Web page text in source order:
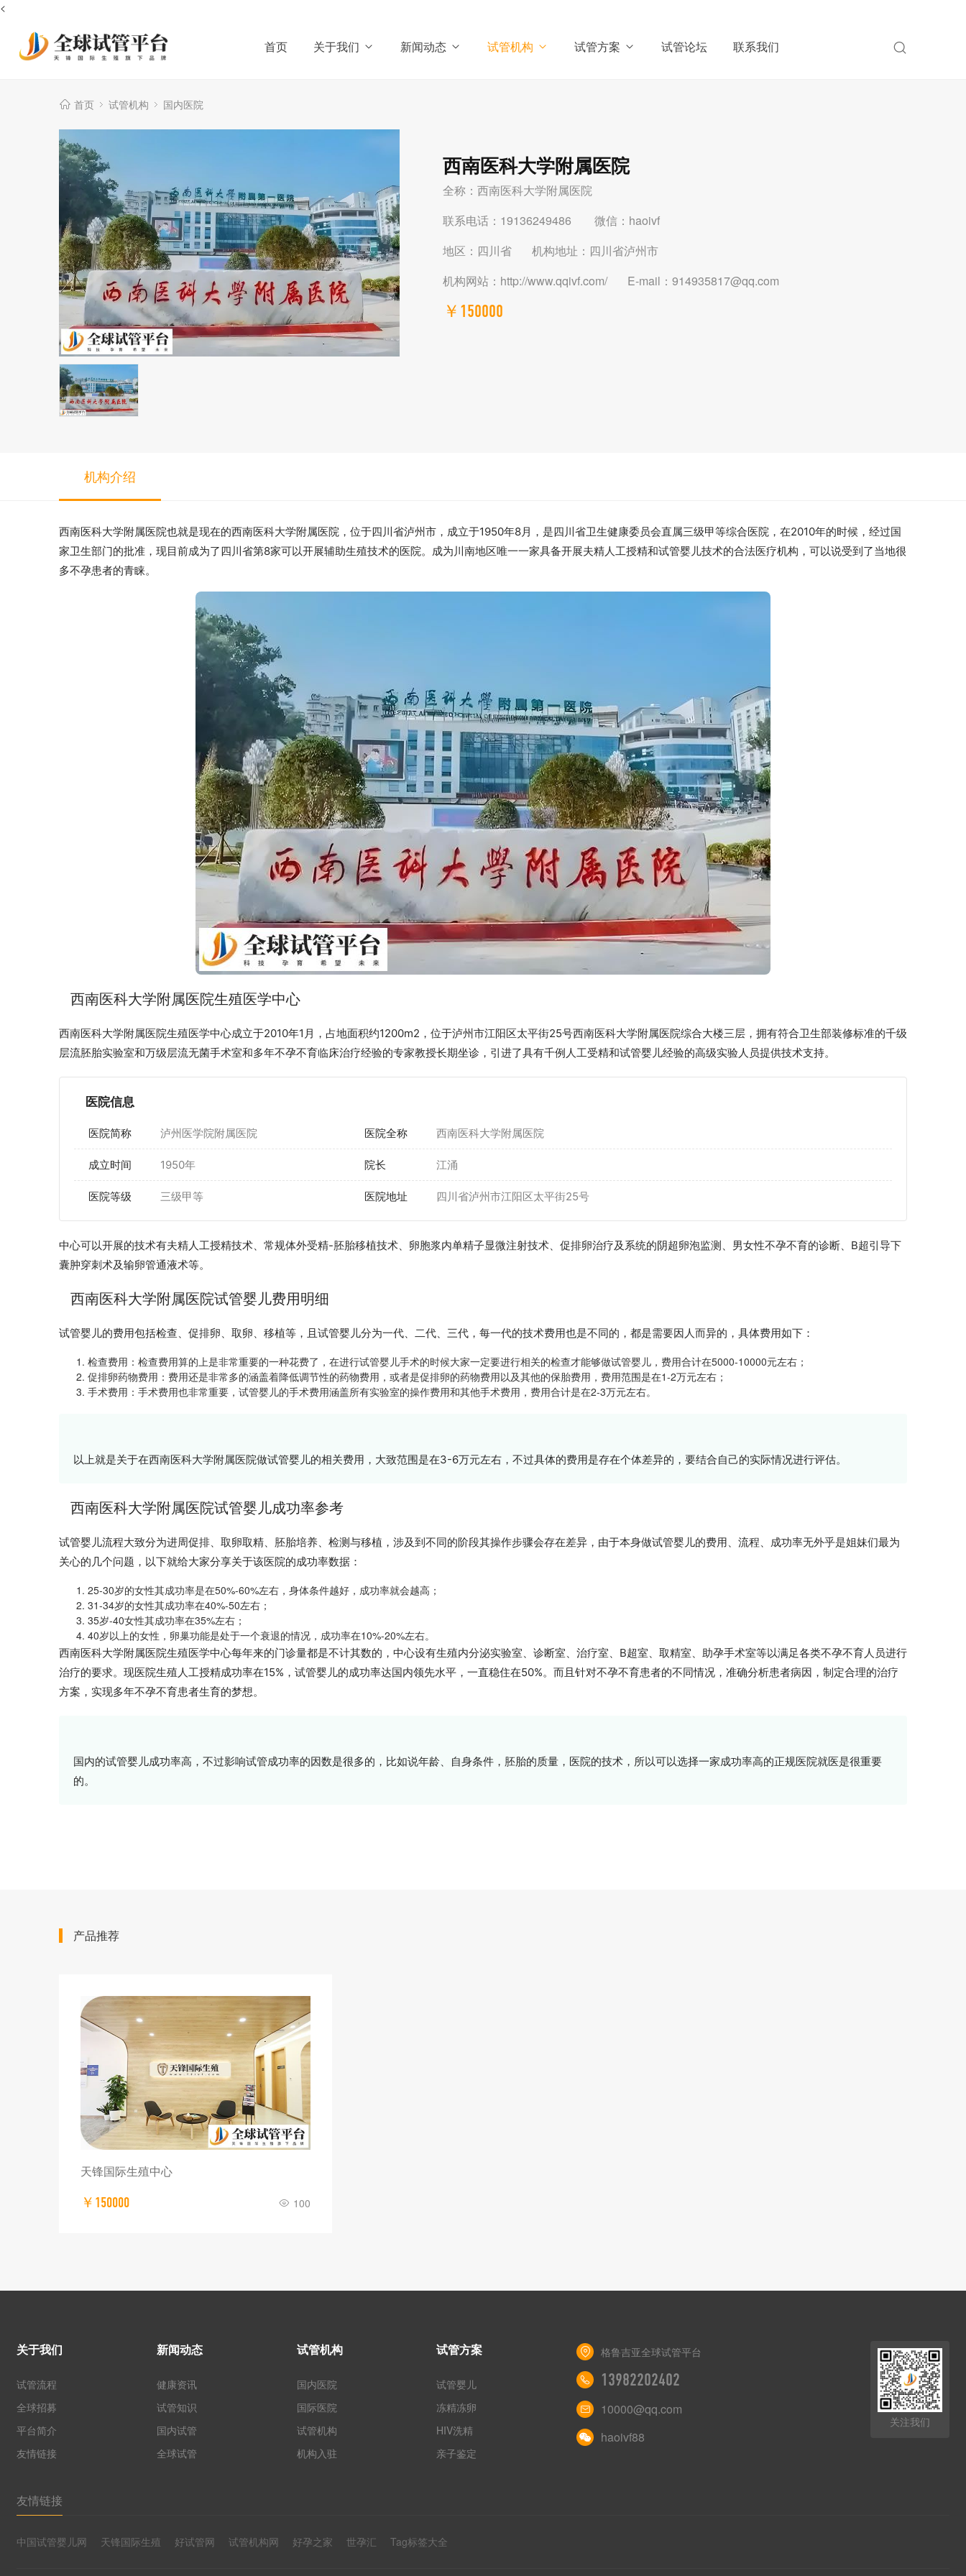
<
首页 关于我们 新闻动态 试管机构 试管方案 试管论坛 联系我们
首页 试管机构 国内医院
西南医科大学附属医院
全称：西南医科大学附属医院
联系电话：19136249486 微信：haoivf
地区：四川省 机构地址：四川省泸州市
机构网站：http://www.qqivf.com/ E-mail：914935817@qq.com
￥150000
机构介绍
西南医科大学附属医院也就是现在的西南医科大学附属医院，位于四川省泸州市，成立于1950年8月，是四川省卫生健康委员会直属三级甲等综合医院，在2010年的时候，经过国
家卫生部门的批准，现目前成为了四川省第8家可以开展辅助生殖技术的医院。成为川南地区唯一一家具备开展夫精人工授精和试管婴儿技术的合法医疗机构，可以说受到了当地很
多不孕患者的青睐。
西南医科大学附属医院生殖医学中心
西南医科大学附属医院生殖医学中心成立于2010年1月，占地面积约1200m2，位于泸州市江阳区太平街25号西南医科大学附属医院综合大楼三层，拥有符合卫生部装修标准的千级
层流胚胎实验室和万级层流无菌手术室和多年不孕不育临床治疗经验的专家教授长期坐诊，引进了具有千例人工受精和试管婴儿经验的高级实验人员提供技术支持。
医院信息
医院简称 泸州医学院附属医院 医院全称 西南医科大学附属医院
成立时间 1950年 院长 江涌
医院等级 三级甲等 医院地址 四川省泸州市江阳区太平街25号
中心可以开展的技术有夫精人工授精技术、常规体外受精-胚胎移植技术、卵胞浆内单精子显微注射技术、促排卵治疗及系统的阴超卵泡监测、男女性不孕不育的诊断、B超引导下
囊肿穿刺术及输卵管通液术等。
西南医科大学附属医院试管婴儿费用明细
试管婴儿的费用包括检查、促排卵、取卵、移植等，且试管婴儿分为一代、二代、三代，每一代的技术费用也是不同的，都是需要因人而异的，具体费用如下：
1. 检查费用：检查费用算的上是非常重要的一种花费了，在进行试管婴儿手术的时候大家一定要进行相关的检查才能够做试管婴儿，费用合计在5000-10000元左右；
2. 促排卵药物费用：费用还是非常多的涵盖着降低调节性的药物费用，或者是促排卵的药物费用以及其他的保胎费用，费用范围是在1-2万元左右；
3. 手术费用：手术费用也非常重要，试管婴儿的手术费用涵盖所有实验室的操作费用和其他手术费用，费用合计是在2-3万元左右。
以上就是关于在西南医科大学附属医院做试管婴儿的相关费用，大致范围是在3-6万元左右，不过具体的费用是存在个体差异的，要结合自己的实际情况进行评估。
西南医科大学附属医院试管婴儿成功率参考
试管婴儿流程大致分为进周促排、取卵取精、胚胎培养、检测与移植，涉及到不同的阶段其操作步骤会存在差异，由于本身做试管婴儿的费用、流程、成功率无外乎是姐妹们最为
关心的几个问题，以下就给大家分享关于该医院的成功率数据：
1. 25-30岁的女性其成功率是在50%-60%左右，身体条件越好，成功率就会越高；
2. 31-34岁的女性其成功率在40%-50左右；
3. 35岁-40女性其成功率在35%左右；
4. 40岁以上的女性，卵巢功能是处于一个衰退的情况，成功率在10%-20%左右。
西南医科大学附属医院生殖医学中心每年来的门诊量都是不计其数的，中心设有生殖内分泌实验室、诊断室、治疗室、B超室、取精室、助孕手术室等以满足各类不孕不育人员进行
治疗的要求。现医院生殖人工授精成功率在15%，试管婴儿的成功率达国内领先水平，一直稳住在50%。而且针对不孕不育患者的不同情况，准确分析患者病因，制定合理的治疗
方案，实现多年不孕不育患者生育的梦想。
国内的试管婴儿成功率高，不过影响试管成功率的因数是很多的，比如说年龄、自身条件，胚胎的质量，医院的技术，所以可以选择一家成功率高的正规医院就医是很重要
的。
产品推荐
天锋国际生殖中心
￥150000 100
关于我们
试管流程
全球招募
平台简介
友情链接
新闻动态
健康资讯
试管知识
国内试管
全球试管
试管机构
国内医院
国际医院
试管机构
机构入驻
试管方案
试管婴儿
冻精冻卵
HIV洗精
亲子鉴定
格鲁吉亚全球试管平台
13982202402
10000@qq.com
haoivf88
关注我们
友情链接
中国试管婴儿网 天锋国际生殖 好试管网 试管机构网 好孕之家 世孕汇 Tag标签大全